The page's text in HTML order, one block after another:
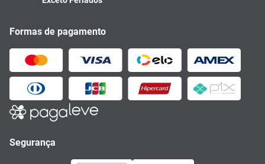
Formas de pagamento
Segurança